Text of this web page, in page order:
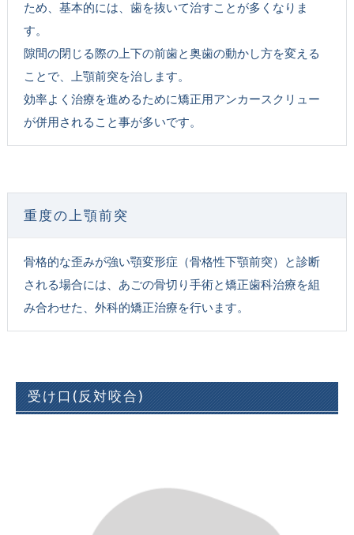
ため、基本的には、歯を抜いて治すことが多くなりま
す。
隙間の閉じる際の上下の前歯と奥歯の動かし方を変える
ことで、上顎前突を治します。
効率よく治療を進めるために矯正用アンカースクリュー
が併用されること事が多いです。
重度の上顎前突
骨格的な歪みが強い顎変形症（骨格性下顎前突）と診断
される場合には、あごの骨切り手術と矯正歯科治療を組
み合わせた、外科的矯正治療を行います。
受け口(反対咬合)